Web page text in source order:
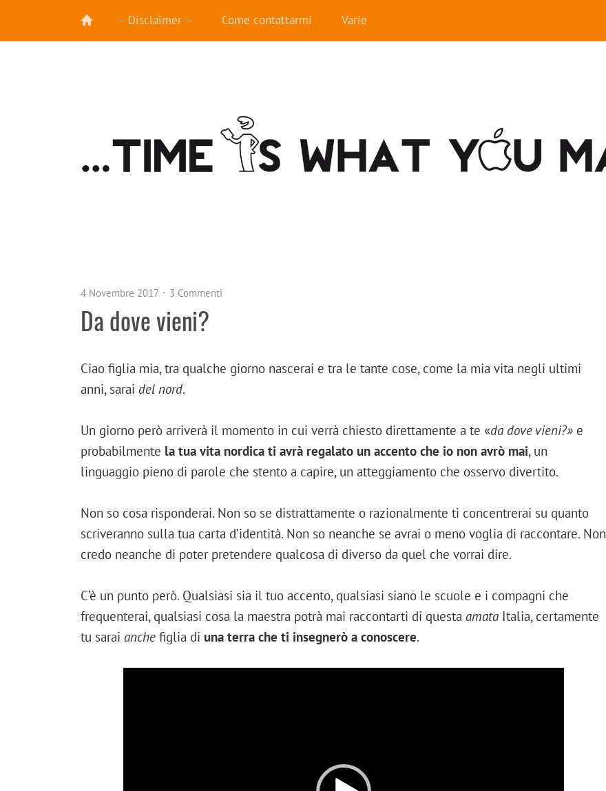
– Disclaimer – Come contattarmi Varie
4 Novembre 2017 3 Commenti
Da dove vieni?
Ciao figlia mia, tra qualche giorno nascerai e tra le tante cose, come la mia vita negli ultimi
anni, sarai del nord.
Un giorno però arriverà il momento in cui verrà chiesto direttamente a te «da dove vieni?» e
probabilmente la tua vita nordica ti avrà regalato un accento che io non avrò mai, un
linguaggio pieno di parole che stento a capire, un atteggiamento che osservo divertito.
Non so cosa risponderai. Non so se distrattamente o razionalmente ti concentrerai su quanto
scriveranno sulla tua carta d’identità. Non so neanche se avrai o meno voglia di raccontare. Non
credo neanche di poter pretendere qualcosa di diverso da quel che vorrai dire.
C’è un punto però. Qualsiasi sia il tuo accento, qualsiasi siano le scuole e i compagni che
frequenterai, qualsiasi cosa la maestra potrà mai raccontarti di questa amata Italia, certamente
tu sarai anche figlia di una terra che ti insegnerò a conoscere.